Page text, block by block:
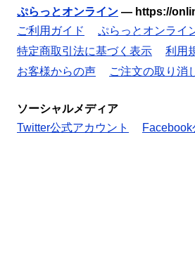
ぷらっとオンライン — https://
ご利用ガイド
ぷらっとオンライ
特定商取引法に基づく表示
利用
お客様からの声
ご注文の取り消
ソーシャルメディア
Twitter公式アカウント